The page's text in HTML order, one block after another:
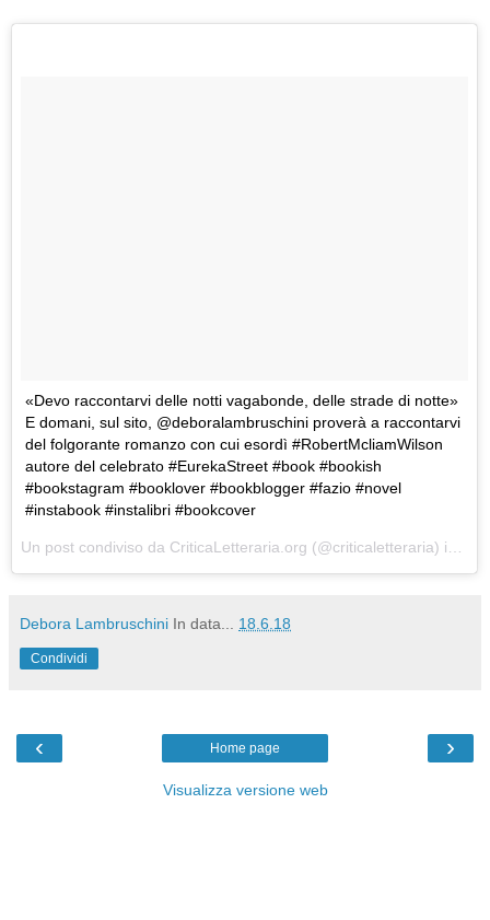
«Devo raccontarvi delle notti vagabonde, delle strade di notte»
E domani, sul sito, @deboralambruschini proverà a raccontarvi
del folgorante romanzo con cui esordì #RobertMcliamWilson
autore del celebrato #EurekaStreet #book #bookish
#bookstagram #booklover #bookblogger #fazio #novel
#instabook #instalibri #bookcover
Un post condiviso da CriticaLetteraria.org (@criticaletteraria) in data:
Debora Lambruschini In data... 18.6.18
Condividi
‹ ›
Home page
Visualizza versione web